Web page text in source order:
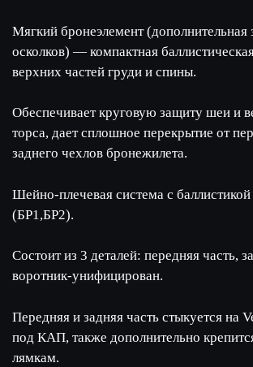
Мягкий бронеэлемент (дополнительная
осколков) — компактная
верхних частей груди и спины.
Обеспечивает круговую защиту шеи и
торса, дает сплошное перекрытие от
заднего чехлов бронежилета.
Шейно-плечевая система с
(БР1,БР2).
Состоит из 3 деталей: передняя часть,
воротник-унифицирован.
Передняя и задняя часть стыкуется на
под КАП, также дополнительно
лямкам.